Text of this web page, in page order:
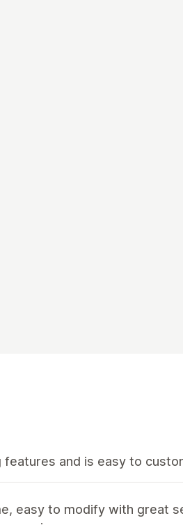
features and is easy to
easy to modify with great